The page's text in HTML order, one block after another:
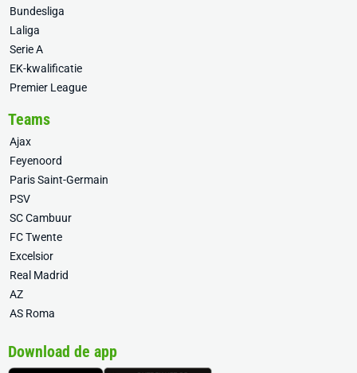
Bundesliga
Laliga
Serie A
EK-kwalificatie
Premier League
Teams
Ajax
Feyenoord
Paris Saint-Germain
PSV
SC Cambuur
FC Twente
Excelsior
Real Madrid
AZ
AS Roma
Download de app